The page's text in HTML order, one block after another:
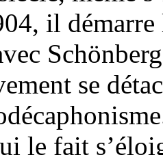
il
se
le fait